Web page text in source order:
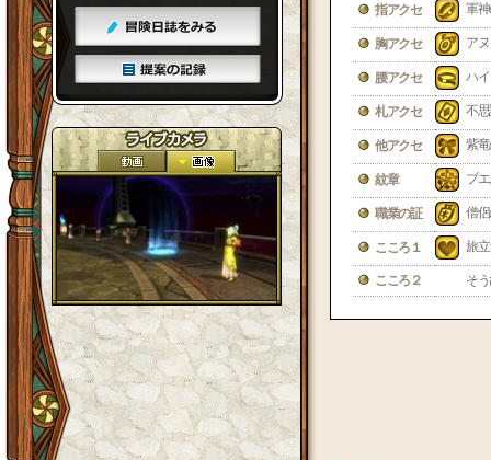
指アクセ 軍
胸アクセ ア
腰アクセ ハ
札アクセ 不
他アクセ 紫
紋章 ブ
職業の証 僧
こころ１ 旅
こころ２ そ